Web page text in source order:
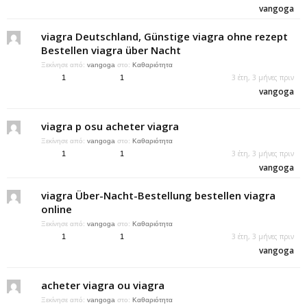
vangoga
viagra Deutschland, Günstige viagra ohne rezept
Bestellen viagra über Nacht
Ξεκίνησε από: vangoga στο: Καθαριότητα
1 1 3 έτη, 3 μήνες πριν
vangoga
viagra p osu acheter viagra
Ξεκίνησε από: vangoga στο: Καθαριότητα
1 1 3 έτη, 3 μήνες πριν
vangoga
viagra Über-Nacht-Bestellung bestellen viagra
online
Ξεκίνησε από: vangoga στο: Καθαριότητα
1 1 3 έτη, 3 μήνες πριν
vangoga
acheter viagra ou viagra
Ξεκίνησε από: vangoga στο: Καθαριότητα